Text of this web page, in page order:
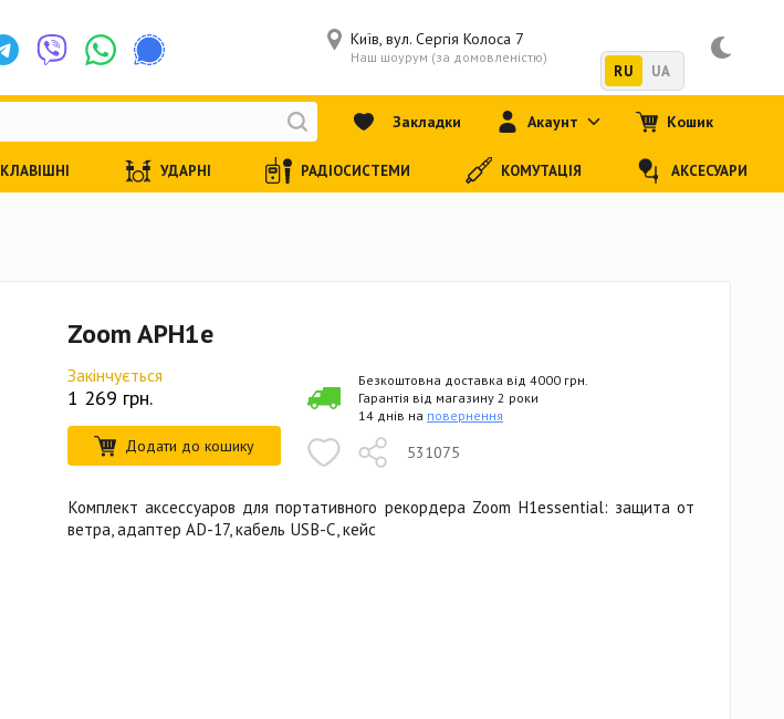
Zoom APH1e
Закінчується
1 269 грн.
Додати до кошику 531075
Безкоштовна доставка від 4000 грн.
Гарантія від магазину 2 роки
14 днів на повернення
Комплект аксессуаров для портативного рекордера Zoom H1essential: защита от
ветра, адаптер AD-17, кабель USB-C, кейс
Київ, вул. Сергія Колоса 7
Наш шоурум (за домовленістю)
RU UA
Закладки Акаунт Кошик
КЛАВІШНІ УДАРНІ РАДІОСИСТЕМИ КОМУТАЦІЯ АКСЕСУАРИ